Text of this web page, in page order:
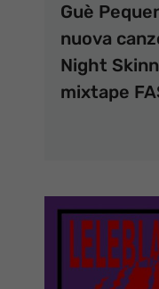
Guè
nuova
Night
mixtape